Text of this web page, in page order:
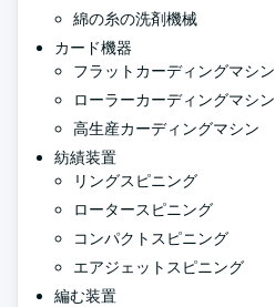
綿の糸の洗剤機械
カード機器
フラットカーディングマシン
ローラーカーディングマシン
高生産カーディングマシン
紡績装置
リングスピニング
ロータースピニング
コンパクトスピニング
エアジェットスピニング
編む装置